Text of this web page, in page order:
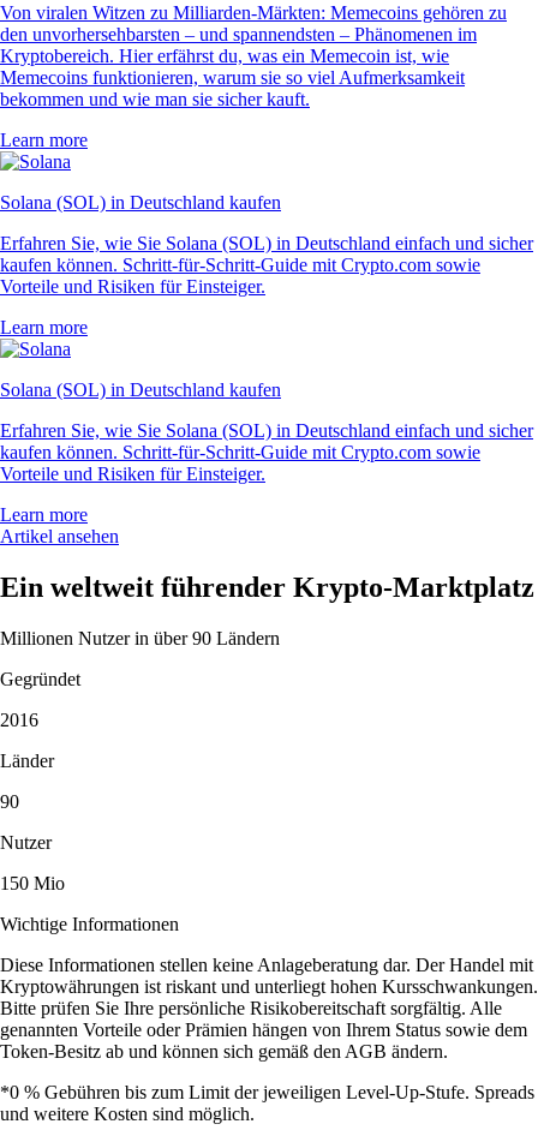
Von viralen Witzen zu Milliarden-Märkten: Memecoins gehören zu
den unvorhersehbarsten – und spannendsten – Phänomenen im
Kryptobereich. Hier erfährst du, was ein Memecoin ist, wie
Memecoins funktionieren, warum sie so viel Aufmerksamkeit
bekommen und wie man sie sicher kauft.
Learn more
Solana (SOL) in Deutschland kaufen
Erfahren Sie, wie Sie Solana (SOL) in Deutschland einfach und sicher
kaufen können. Schritt-für-Schritt-Guide mit Crypto.com sowie
Vorteile und Risiken für Einsteiger.
Learn more
Solana (SOL) in Deutschland kaufen
Erfahren Sie, wie Sie Solana (SOL) in Deutschland einfach und sicher
kaufen können. Schritt-für-Schritt-Guide mit Crypto.com sowie
Vorteile und Risiken für Einsteiger.
Learn more
Artikel ansehen
Ein weltweit führender Krypto-Marktplatz
Millionen Nutzer in über 90 Ländern
Gegründet
2016
Länder
90
Nutzer
150 Mio
Wichtige Informationen
Diese Informationen stellen keine Anlageberatung dar. Der Handel mit
Kryptowährungen ist riskant und unterliegt hohen Kursschwankungen.
Bitte prüfen Sie Ihre persönliche Risikobereitschaft sorgfältig. Alle
genannten Vorteile oder Prämien hängen von Ihrem Status sowie dem
Token-Besitz ab und können sich gemäß den AGB ändern.
*0 % Gebühren bis zum Limit der jeweiligen Level-Up-Stufe. Spreads
und weitere Kosten sind möglich.